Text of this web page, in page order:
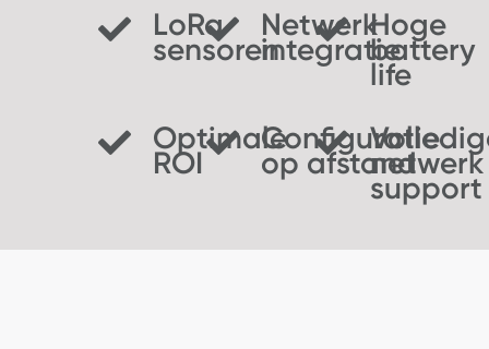
LoRa
sensoren
Netwerk
integratie
Hoge
battery
life
Optimale
ROI
Configuratie
op afstandnetwerk
support